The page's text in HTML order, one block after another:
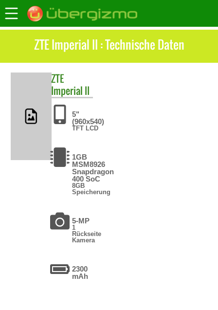
ZTE Imperial II : Technische Daten
ZTE
Imperial II
5"
(960x540)
TFT LCD
1GB
MSM8926
Snapdragon
400 SoC
8GB
Speicherung
5-MP
1
Rückseite
Kamera
2300
mAh